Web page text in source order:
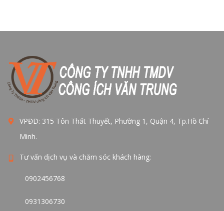
VPĐD: 315 Tôn Thất Thuyết, Phường 1, Quận 4, Tp.Hồ Chí
Minh.
Tư vấn dịch vụ và chăm sóc khách hàng:
0902456768
0931306730